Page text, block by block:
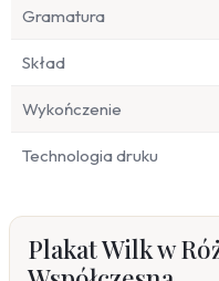
Gramatura
Skład
Wykończenie
Technologia druku
Plakat Wilk w